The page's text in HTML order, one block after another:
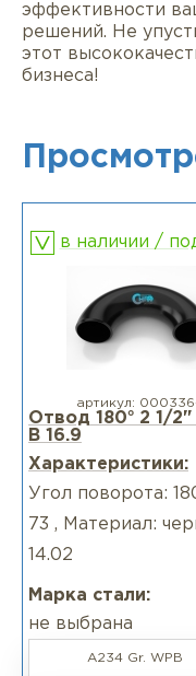
эффективности
решений. Не
этот
бизнеса!
в наличии /
артикул:
Отвод 180° 2 1/2"
B 16.9
Характеристики:
Угол поворота:
73 , Материал:
14.02
Марка стали:
не выбрана
A234 Gr. WPB